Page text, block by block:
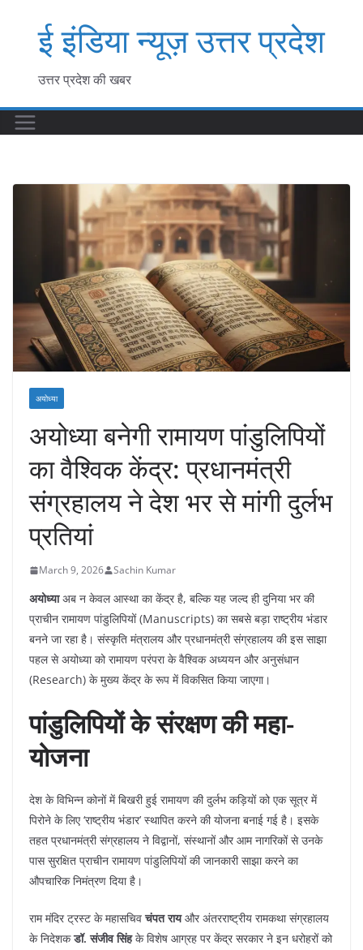
contentई इंडिया न्यूज़ उत्तर प्रदेश
उत्तर प्रदेश की खबर
अयोध्या
अयोध्या बनेगी रामायण पांडुलिपियों
का वैश्विक केंद्र: प्रधानमंत्री
संग्रहालय ने देश भर से मांगी दुर्लभ
प्रतियां
March 9, 2026 Sachin Kumar
अयोध्याअब न केवल आस्था का केंद्र है, बल्कि यह जल्द ही दुनिया भर की
प्राचीन रामायण पांडुलिपियों (Manuscripts) का सबसे बड़ा राष्ट्रीय भंडार
बनने जा रहा है। संस्कृति मंत्रालय और प्रधानमंत्री संग्रहालय की इस साझा
पहल से अयोध्या को रामायण परंपरा के वैश्विक अध्ययन और अनुसंधान
(Research) के मुख्य केंद्र के रूप में विकसित किया जाएगा।
पांडुलिपियों के संरक्षण की महा-
योजना
​देश के विभिन्न कोनों में बिखरी हुई रामायण की दुर्लभ कड़ियों को एक सूत्र में
पिरोने के लिए ‘राष्ट्रीय भंडार’ स्थापित करने की योजना बनाई गई है। इसके
तहत प्रधानमंत्री संग्रहालय ने विद्वानों, संस्थानों और आम नागरिकों से उनके
पास सुरक्षित प्राचीन रामायण पांडुलिपियों की जानकारी साझा करने का
औपचारिक निमंत्रण दिया है।
​राम मंदिर ट्रस्ट के महासचिवचंपत रायऔर अंतरराष्ट्रीय रामकथा संग्रहालय
के निदेशकडॉ. संजीव सिंहके विशेष आग्रह पर केंद्र सरकार ने इन धरोहरों को